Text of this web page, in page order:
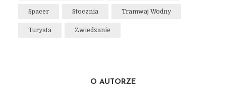
Spacer Stocznia Tramwaj Wodny
Turysta Zwiedzanie
O AUTORZE